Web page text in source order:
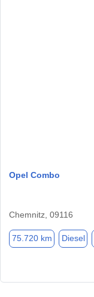
Opel Combo
Chemnitz, 09116
75.720 km Diesel